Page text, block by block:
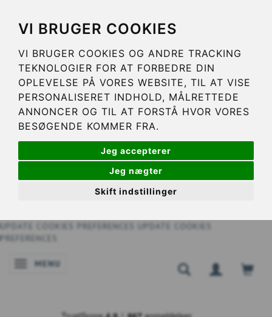
VI BRUGER COOKIES
VI BRUGER COOKIES OG ANDRE TRACKING
TEKNOLOGIER FOR AT FORBEDRE DIN
OPLEVELSE PÅ VORES WEBSITE, TIL AT VISE
PERSONALISERET INDHOLD, MÅLRETTEDE
ANNONCER OG TIL AT FORSTÅ HVOR VORES
BESØGENDE KOMMER FRA.
Jeg accepterer
Jeg nægter
Skift indstillinger
UPDATE COOKIES PREFERENCES
UPDATE COOKIES
PREFERENCES
BASCULER LA NAVIGATION
MENU